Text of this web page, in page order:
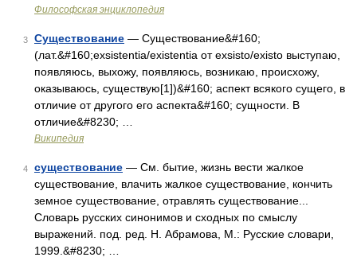
Философская энциклопедия
3 Существование — Существование&#160;
(лат.&#160;exsistentia/existentia от exsisto/existo выступаю,
появляюсь, выхожу, появляюсь, возникаю, происхожу,
оказываюсь, существую[1])&#160; аспект всякого сущего, в
отличие от другого его аспекта&#160; сущности. В
отличие&#8230; …
Википедия
4 существование — См. бытие, жизнь вести жалкое
существование, влачить жалкое существование, кончить
земное существование, отравлять существование...
Словарь русских синонимов и сходных по смыслу
выражений. под. ред. Н. Абрамова, М.: Русские словари,
1999.&#8230; …